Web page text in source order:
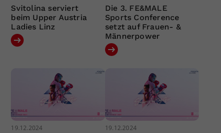
Svitolina serviert
beim Upper Austria
Ladies Linz
Die 3. FE&MALE
Sports Conference
setzt auf Frauen- &
Männerpower
19.12.2024 19.12.2024